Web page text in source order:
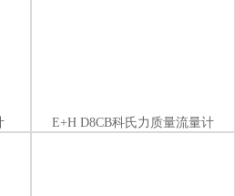
E+H D8CB科氏力质量流量计